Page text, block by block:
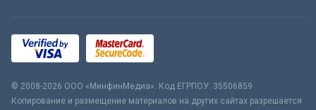
© 2008-2026 ООО «МинфинМедиа». Код ЕГРПОУ: 35506859
Копирование и размещение материалов на других сайтах разрешается